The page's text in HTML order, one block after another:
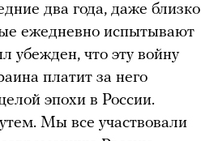
два года, даже близко
ежедневно испытывают
убежден, что эту войну
платит за него
эпохи в России.
Мы все участвовали